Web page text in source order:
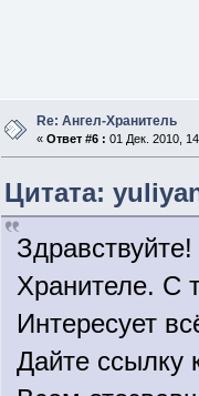
Re: Ангел-Хранитель
« Ответ #6 : 01 Дек. 2010,
Цитата:
Хранителе. С
Интересует
Дайте ссылку